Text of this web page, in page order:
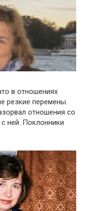
в отношениях
резкие перемены.
отношения со
ней. Поклонники